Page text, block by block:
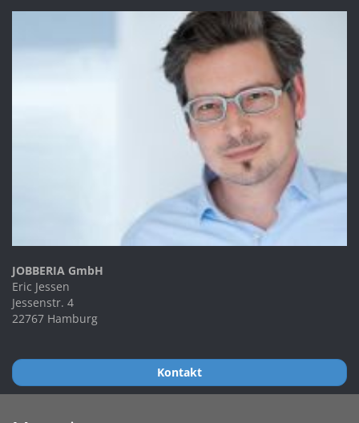
JOBBERIA GmbH
Eric Jessen
Jessenstr. 4
22767 Hamburg
Kontakt